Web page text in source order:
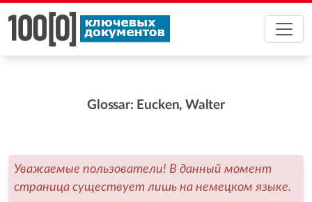
Glossar: Eucken, Walter
Уважаемые пользователи! В данный момент
страница существует лишь на немецком языке.